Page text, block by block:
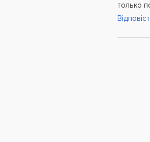
только